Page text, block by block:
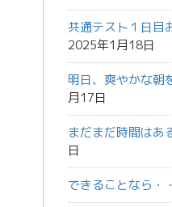
共通テスト１日目
2025年1月18日
明日、爽やかな朝
月17日
まだまだ時間はあ
日
できることなら・